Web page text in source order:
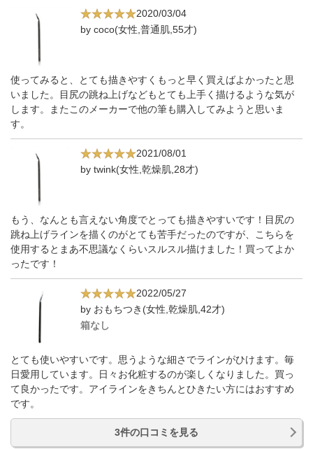
2020/03/04
by coco(女性,普通肌,55才)
使ってみると、とても描きやすくもっと早く買えばよかったと思
いました。目尻の跳ね上げなどもとても上手く描けるような気が
します。またこのメーカーで他の筆も購入してみようと思いま
す。
2021/08/01
by twink(女性,乾燥肌,28才)
もう、なんとも言えない角度でとっても描きやすいです！目尻の
跳ね上げラインを描くのがとても苦手だったのですが、こちらを
使用するとまあ不思議なくらいスルスル描けました！買ってよか
ったです！
2022/05/27
by おもちつき(女性,乾燥肌,42才)
箱なし
とても使いやすいです。思うような細さでラインがひけます。毎
日愛用しています。日々お化粧するのが楽しくなりました。買っ
て良かったです。アイラインをきちんとひきたい方にはおすすめ
です。
3件の口コミを見る